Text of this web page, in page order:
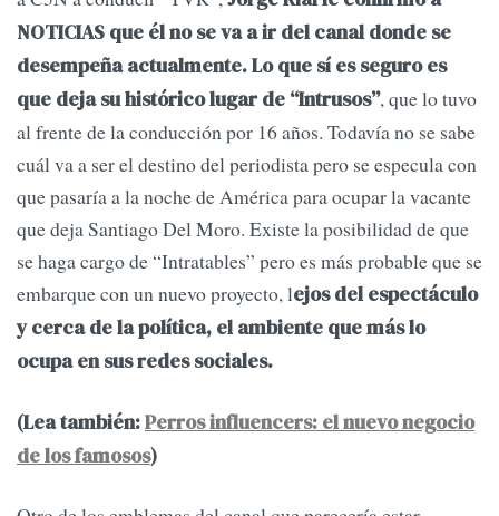
NOTICIAS que él no se va a ir del canal donde se
desempeña actualmente. Lo que sí es seguro es
que deja su histórico lugar de “Intrusos”, que lo tuvo
al frente de la conducción por 16 años. Todavía no se sabe
cuál va a ser el destino del periodista pero se especula con
que pasaría a la noche de América para ocupar la vacante
que deja Santiago Del Moro. Existe la posibilidad de que
se haga cargo de “Intratables” pero es más probable que se
embarque con un nuevo proyecto, lejos del espectáculo
y cerca de la política, el ambiente que más lo
ocupa en sus redes sociales.
(Lea también:Perros influencers: el nuevo negocio
de los famosos)